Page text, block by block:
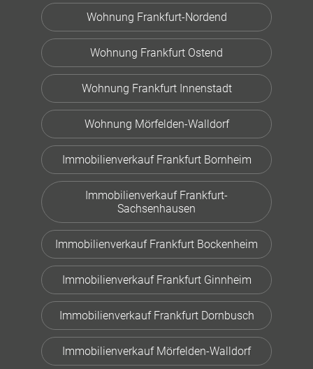
Wohnung Frankfurt-Nordend
Wohnung Frankfurt Ostend
Wohnung Frankfurt Innenstadt
Wohnung Mörfelden-Walldorf
Immobilienverkauf Frankfurt Bornheim
Immobilienverkauf Frankfurt-
Sachsenhausen
Immobilienverkauf Frankfurt Bockenheim
Immobilienverkauf Frankfurt Ginnheim
Immobilienverkauf Frankfurt Dornbusch
Immobilienverkauf Mörfelden-Walldorf